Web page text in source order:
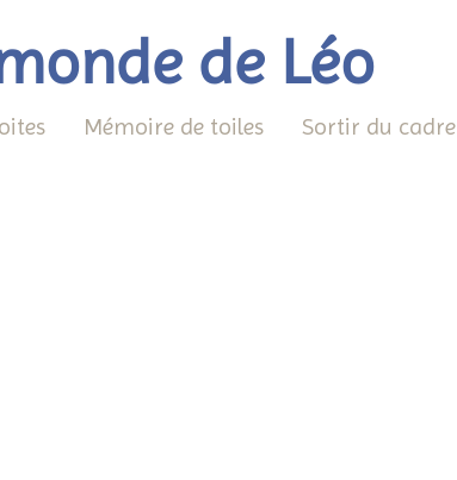
de Léo
Mémoire de toiles Sortir du cadre